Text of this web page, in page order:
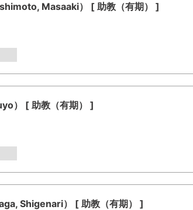
Masaaki） [ 助教（有期） ]
） [ 助教（有期） ]
Shigenari） [ 助教（有期） ]